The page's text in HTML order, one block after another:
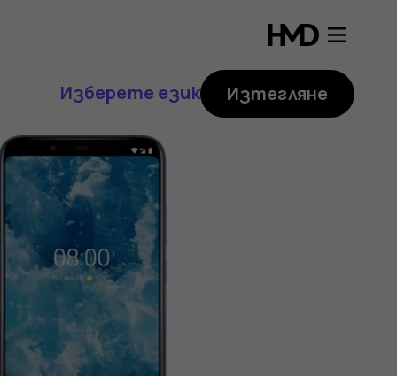
Изберете език Изтегляне